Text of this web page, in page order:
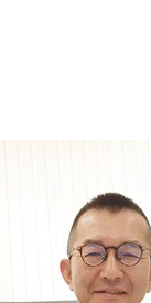
制度 手続き
人 家族信託